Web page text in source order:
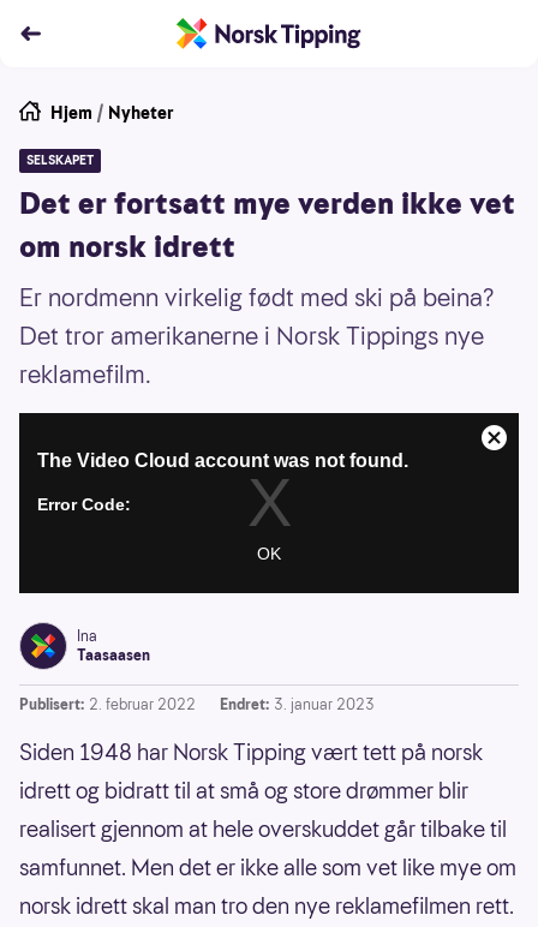
Hjem / Nyheter
SELSKAPET
Det er fortsatt mye verden ikke vet
om norsk idrett
Er nordmenn virkelig født med ski på beina?
Det tror amerikanerne i Norsk Tippings nye
reklamefilm.
Ina
Taasaasen
Publisert: 2. februar 2022 Endret: 3. januar 2023
Siden 1948 har Norsk Tipping vært tett på norsk
idrett og bidratt til at små og store drømmer blir
realisert gjennom at hele overskuddet går tilbake til
samfunnet. Men det er ikke alle som vet like mye om
norsk idrett skal man tro den nye reklamefilmen rett.